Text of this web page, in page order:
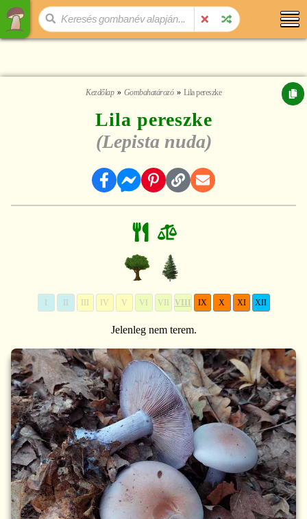
Kezdőlap Gombahatározó Lila pereszke
Lila pereszke
(Lepista nuda)
I II III IV V VI VII VIII IX X XI XII
Jelenleg nem terem.